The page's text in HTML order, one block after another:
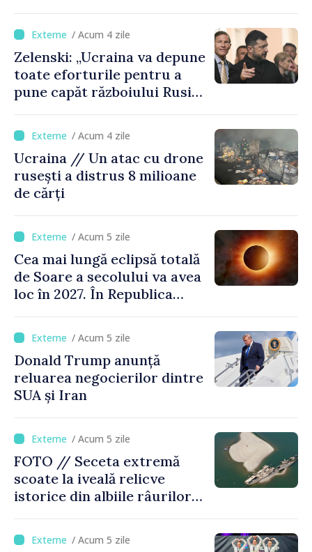
Rusia
/ Acum 4 zile
Zelenski: „Ucraina va depune
toate eforturile pentru a
pune capăt războiului Rusiei
/ Acum 4 zile
Ucraina // Un atac cu drone
rusești a distrus 8 milioane
de cărți
/ Acum 5 zile
Cea mai lungă eclipsă totală
de Soare a secolului va avea
loc în 2027. În Republica
acoperit în proporție de
până la 44%/ Acum 5 zile
Donald Trump anunță
reluarea negocierilor dintre
SUA și Iran
/ Acum 5 zile
FOTO // Seceta extremă
scoate la iveală relicve
istorice din albiile râurilor
/ Acum 5 zile